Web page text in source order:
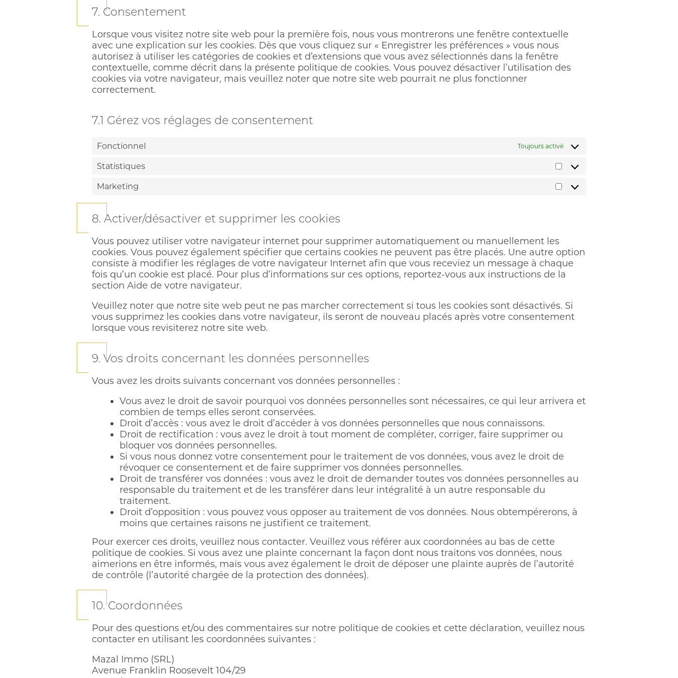
7. Consentement
Lorsque vous visitez notre site web pour la première fois, nous vous montrerons une fenêtre contextuelle
avec une explication sur les cookies. Dès que vous cliquez sur « Enregistrer les préférences » vous nous
autorisez à utiliser les catégories de cookies et d’extensions que vous avez sélectionnés dans la fenêtre
contextuelle, comme décrit dans la présente politique de cookies. Vous pouvez désactiver l’utilisation des
cookies via votre navigateur, mais veuillez noter que notre site web pourrait ne plus fonctionner
correctement.
7.1 Gérez vos réglages de consentement
Fonctionnel Toujours activé
Statistiques
Statistiques
Marketing
Marketing
8. Activer/désactiver et supprimer les cookies
Vous pouvez utiliser votre navigateur internet pour supprimer automatiquement ou manuellement les
cookies. Vous pouvez également spécifier que certains cookies ne peuvent pas être placés. Une autre option
consiste à modifier les réglages de votre navigateur Internet afin que vous receviez un message à chaque
fois qu’un cookie est placé. Pour plus d’informations sur ces options, reportez-vous aux instructions de la
section Aide de votre navigateur.
Veuillez noter que notre site web peut ne pas marcher correctement si tous les cookies sont désactivés. Si
vous supprimez les cookies dans votre navigateur, ils seront de nouveau placés après votre consentement
lorsque vous revisiterez notre site web.
9. Vos droits concernant les données personnelles
Vous avez les droits suivants concernant vos données personnelles :
Vous avez le droit de savoir pourquoi vos données personnelles sont nécessaires, ce qui leur arrivera et
combien de temps elles seront conservées.
Droit d’accès : vous avez le droit d’accéder à vos données personnelles que nous connaissons.
Droit de rectification : vous avez le droit à tout moment de compléter, corriger, faire supprimer ou
bloquer vos données personnelles.
Si vous nous donnez votre consentement pour le traitement de vos données, vous avez le droit de
révoquer ce consentement et de faire supprimer vos données personnelles.
Droit de transférer vos données : vous avez le droit de demander toutes vos données personnelles au
responsable du traitement et de les transférer dans leur intégralité à un autre responsable du
traitement.
Droit d’opposition : vous pouvez vous opposer au traitement de vos données. Nous obtempérerons, à
moins que certaines raisons ne justifient ce traitement.
Pour exercer ces droits, veuillez nous contacter. Veuillez vous référer aux coordonnées au bas de cette
politique de cookies. Si vous avez une plainte concernant la façon dont nous traitons vos données, nous
aimerions en être informés, mais vous avez également le droit de déposer une plainte auprès de l’autorité
de contrôle (l’autorité chargée de la protection des données).
10. Coordonnées
Pour des questions et/ou des commentaires sur notre politique de cookies et cette déclaration, veuillez nous
contacter en utilisant les coordonnées suivantes :
Mazal Immo (SRL)
Avenue Franklin Roosevelt 104/29